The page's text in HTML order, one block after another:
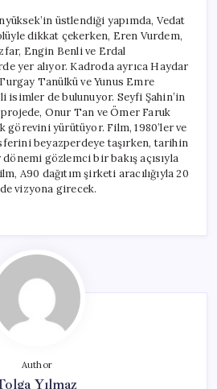
üstlendiği yapımda, Vedat
dikkat çekerken, Eren Vurdem,
Engin Benli ve Erdal
yer alıyor. Kadroda ayrıca Haydar
Tanülkü ve Yunus Emre
isimler de bulunuyor. Seyfi Şahin’in
projede, Onur Tan ve Ömer Faruk
yürütüyor. Film, 1980’ler ve
beyazperdeye taşırken, tarihin
gözlemci bir bakış açısıyla
A90 dağıtım şirketi aracılığıyla 20
vizyona girecek.
Author
Yılmaz